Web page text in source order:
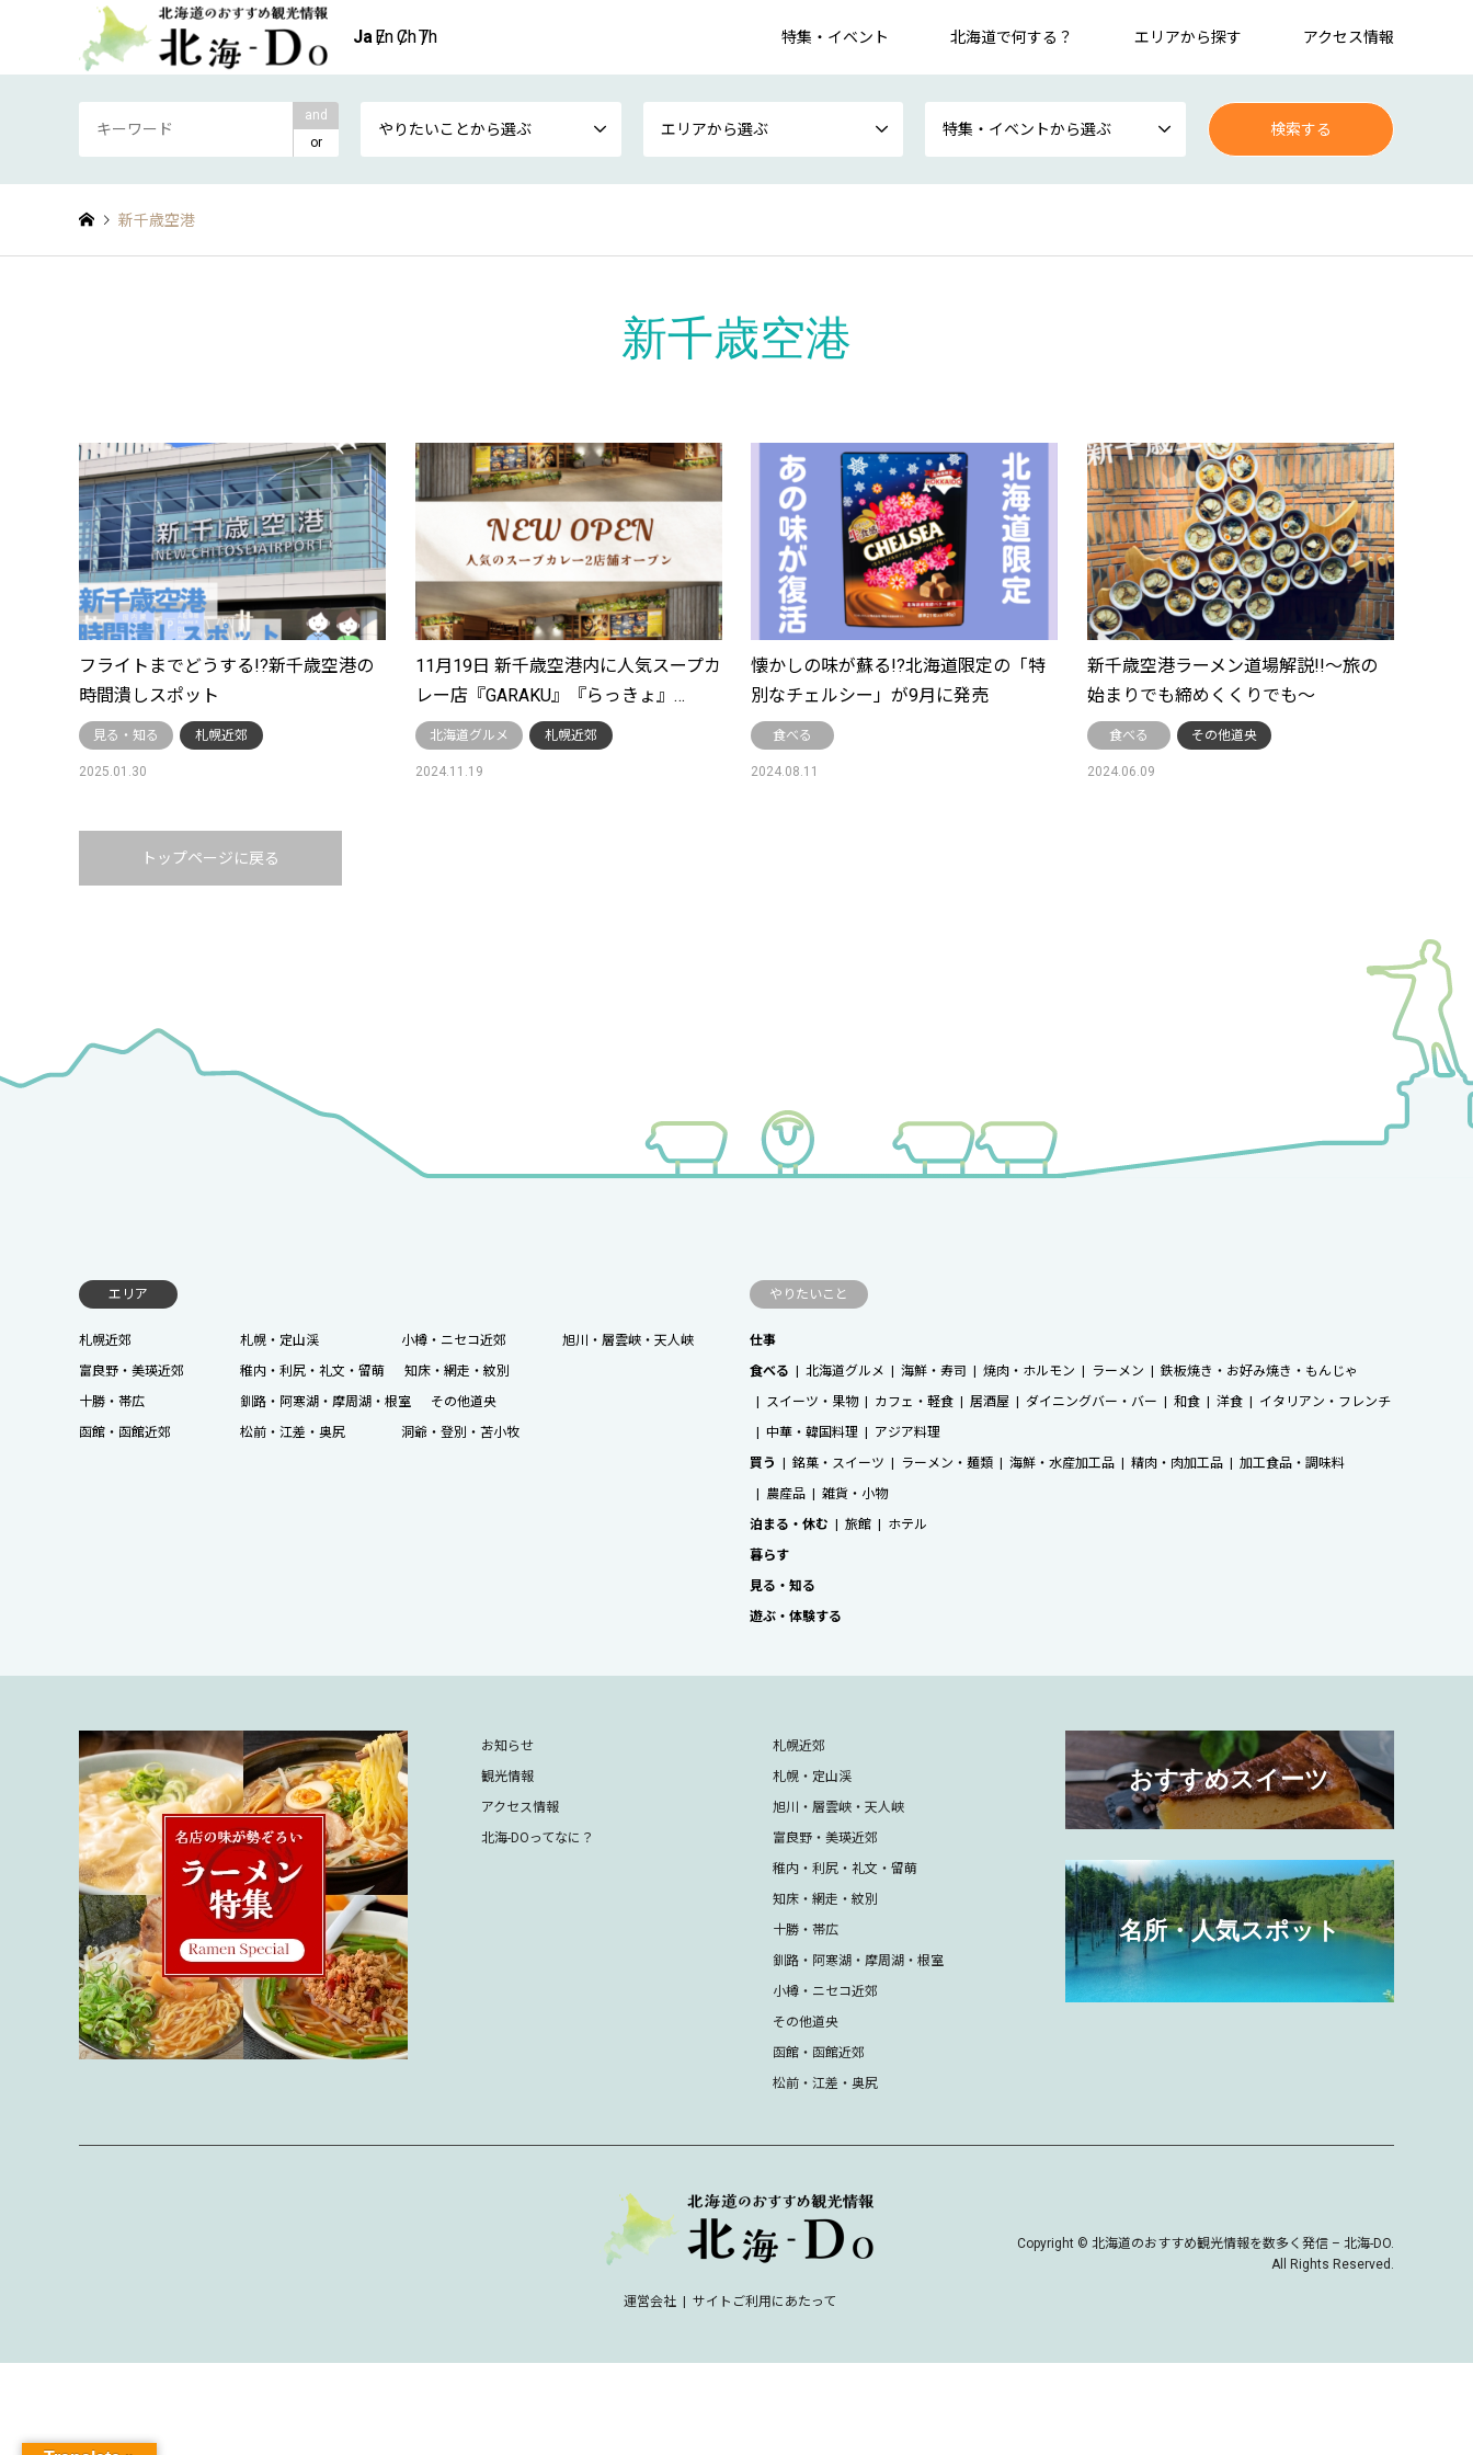
特集・イベント 北海道で何する？ エリアから探す アクセス情報
and
or
やりたいことから選ぶ エリアから選ぶ 特集・イベントから選ぶ
新千歳空港
新千歳空港
フライトまでどうする!?新千歳空港の
時間潰しスポット
見る・知る 札幌近郊
2025.01.30
11月19日 新千歳空港内に人気スープカ
レー店『GARAKU』『らっきょ』…
北海道グルメ 札幌近郊
2024.11.19
懐かしの味が蘇る!?北海道限定の「特
別なチェルシー」が9月に発売
食べる
2024.08.11
新千歳空港ラーメン道場解説!!～旅の
始まりでも締めくくりでも～
食べる その他道央
2024.06.09
トップページに戻る
エリア
札幌近郊 札幌・定山渓 小樽・ニセコ近郊
旭川・層雲峡・天人峡
富良野・美瑛近郊
稚内・利尻・礼文・留萌
知床・網走・紋別
十勝・帯広
釧路・阿寒湖・摩周湖・根室
その他道央
函館・函館近郊
松前・江差・奥尻 洞爺・登別・苫小牧
やりたいこと
仕事
食べる
北海道グルメ 海鮮・寿司 焼肉・ホルモン ラーメン
鉄板焼き・お好み焼き・もんじゃ
スイーツ・果物
カフェ・軽食 居酒屋 ダイニングバー・バー 和食 洋食
イタリアン・フレンチ
中華・韓国料理
アジア料理
買う
銘菓・スイーツ ラーメン・麺類 海鮮・水産加工品 精肉・肉加工品
加工食品・調味料
農産品
雑貨・小物
泊まる・休む
旅館
ホテル
暮らす
見る・知る
遊ぶ・体験する
お知らせ
観光情報
アクセス情報
北海-DOってなに？
札幌近郊
札幌・定山渓
旭川・層雲峡・天人峡
富良野・美瑛近郊
稚内・利尻・礼文・留萌
知床・網走・紋別
十勝・帯広
釧路・阿寒湖・摩周湖・根室
小樽・ニセコ近郊
その他道央
函館・函館近郊
松前・江差・奥尻
おすすめスイーツ
名所・人気スポット
運営会社 サイトご利用にあたって
Copyright © 北海道のおすすめ観光情報を数多く発信 – 北海-DO.
All Rights Reserved.